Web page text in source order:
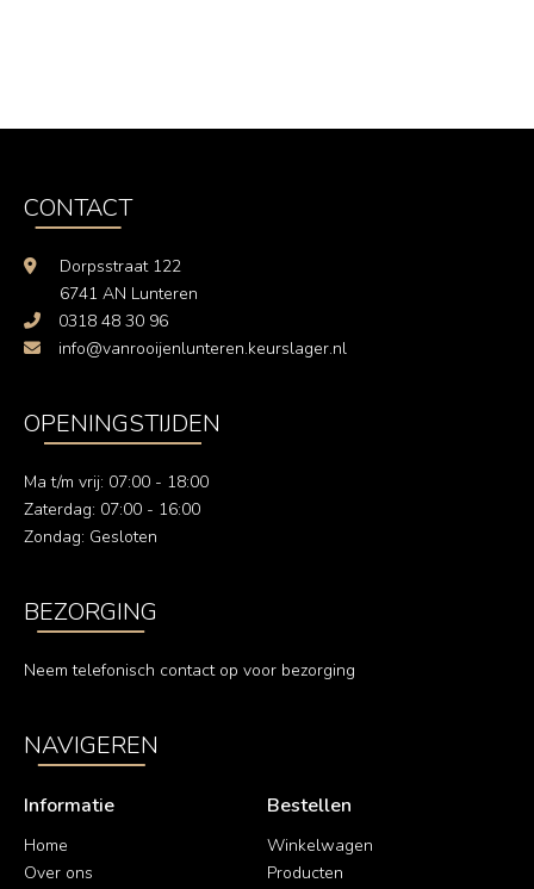
CONTACT
Dorpsstraat 122
6741 AN Lunteren
0318 48 30 96
info@vanrooijenlunteren.keurslager.nl
OPENINGSTIJDEN
Ma t/m vrij: 07:00 - 18:00
Zaterdag: 07:00 - 16:00
Zondag: Gesloten
BEZORGING
Neem telefonisch contact op voor bezorging
NAVIGEREN
Informatie
Home
Over ons
Bestellen
Winkelwagen
Producten